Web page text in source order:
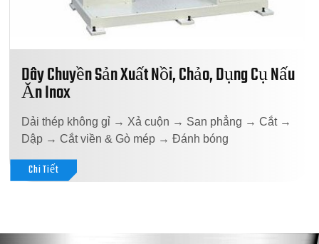
Dây Chuyền Sản Xuất Nồi, Chảo, Dụng Cụ Nấu
Ăn Inox
Dải thép không gỉ → Xả cuộn → San phẳng → Cắt →
Dập → Cắt viền & Gò mép → Đánh bóng
Chi Tiết